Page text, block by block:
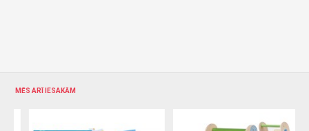
MĒS ARĪ IESAKĀM